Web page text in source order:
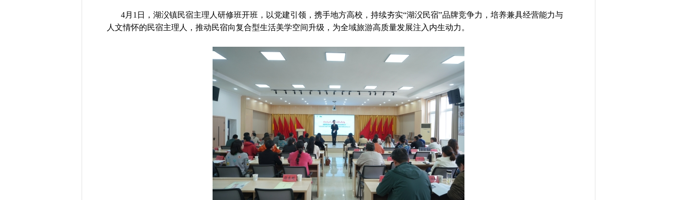
4月1日，湖㳇镇民宿主理人研修班开班，以党建引领，携手地方高校，持续夯实“湖㳇民宿”品牌竞争力，培养兼具经营能力与
人文情怀的民宿主理人，推动民宿向复合型生活美学空间升级，为全域旅游高质量发展注入内生动力。